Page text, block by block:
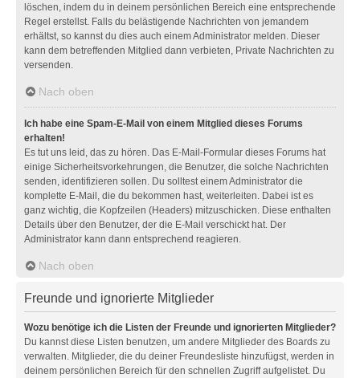
löschen, indem du in deinem persönlichen Bereich eine entsprechende
Regel erstellst. Falls du belästigende Nachrichten von jemandem
erhältst, so kannst du dies auch einem Administrator melden. Dieser
kann dem betreffenden Mitglied dann verbieten, Private Nachrichten zu
versenden.
Nach oben
Ich habe eine Spam-E-Mail von einem Mitglied dieses Forums
erhalten!
Es tut uns leid, das zu hören. Das E-Mail-Formular dieses Forums hat
einige Sicherheitsvorkehrungen, die Benutzer, die solche Nachrichten
senden, identifizieren sollen. Du solltest einem Administrator die
komplette E-Mail, die du bekommen hast, weiterleiten. Dabei ist es
ganz wichtig, die Kopfzeilen (Headers) mitzuschicken. Diese enthalten
Details über den Benutzer, der die E-Mail verschickt hat. Der
Administrator kann dann entsprechend reagieren.
Nach oben
Freunde und ignorierte Mitglieder
Wozu benötige ich die Listen der Freunde und ignorierten Mitglieder?
Du kannst diese Listen benutzen, um andere Mitglieder des Boards zu
verwalten. Mitglieder, die du deiner Freundesliste hinzufügst, werden in
deinem persönlichen Bereich für den schnellen Zugriff aufgelistet. Du